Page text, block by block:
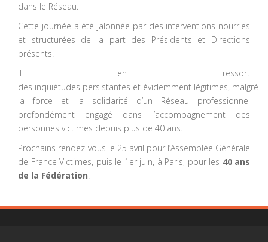
dans le Réseau.
Cette journée a été jalonnée par des interventions nourries
et structurées de la part des Présidents et Directions
présents.
Il en ressort
des inquiétudes persistantes et évidemment légitimes, malgré
la force et la solidarité d’un Réseau professionnel
profondément engagé dans l’accompagnement des
personnes victimes depuis plus de 40 ans.
Prochains rendez-vous le 25 avril pour l’Assemblée Générale
de France Victimes, puis le 1er juin, à Paris, pour les 40 ans
de la Fédération.